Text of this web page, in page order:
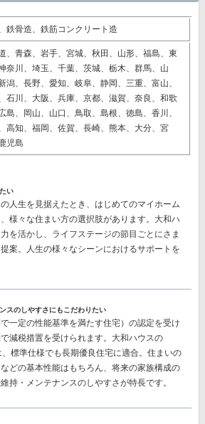
鉄骨造、鉄筋コンクリート造
、青森、岩手、宮城、秋田、山形、福島、東
奈川、埼玉、千葉、茨城、栃木、群馬、山
潟、長野、愛知、岐阜、静岡、三重、富山、
石川、大阪、兵庫、京都、滋賀、奈良、和歌
島、岡山、山口、鳥取、島根、徳島、香川、
高知、福岡、佐賀、長崎、熊本、大分、宮
児島
い
人生を見据えたとき、はじめてのマイホーム
様々な住まい方の選択肢があります。大和ハ
を活かし、ライフステージの節目ごとにさま
案。人生の様々なシーンにおけるサポートを
スのしやすさにもこだわりたい
一定の性能基準を満たす住宅）の認定を受け
減税措置を受けられます。大和ハウスの
、標準仕様でも長期優良住宅に適合。住まいの
どの基本性能はもちろん、将来の家族構成の
持・メンテナンスのしやすさが特長です。